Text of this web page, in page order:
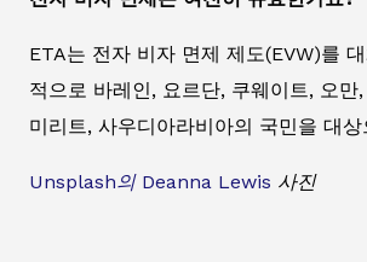
ETA는 전자 비자 면제 제도(EVW)를
적으로 바레인, 요르단, 쿠웨이트, 오만,
미리트, 사우디아라비아의 국민을 대
Unsplash의 Deanna Lewis 사진